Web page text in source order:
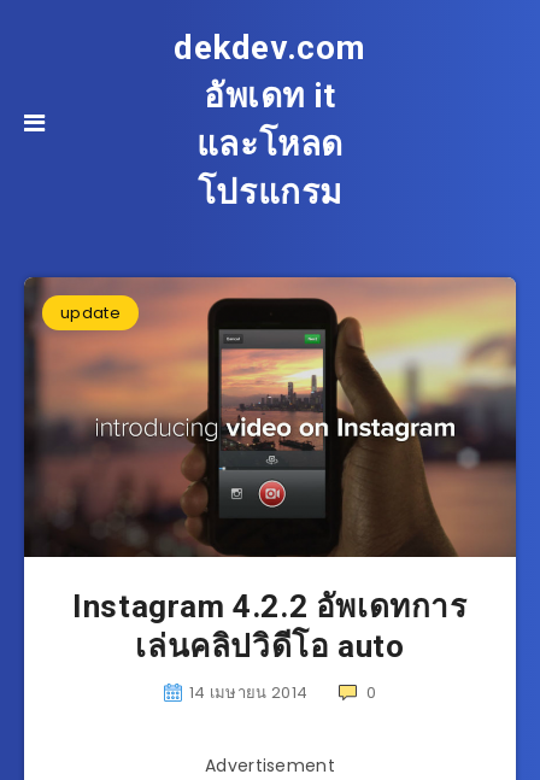
dekdev.com
อัพเดท it
และโหลด
โปรแกรม
update
Instagram 4.2.2 อัพเดทการ
เล่นคลิปวิดีโอ auto
14 เมษายน 2014 0
Advertisement